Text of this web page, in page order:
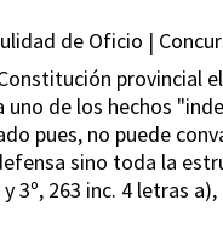
de Oficio |
de los hechos
pues, no puede
sino toda la
3º, 263 inc. 4 letras